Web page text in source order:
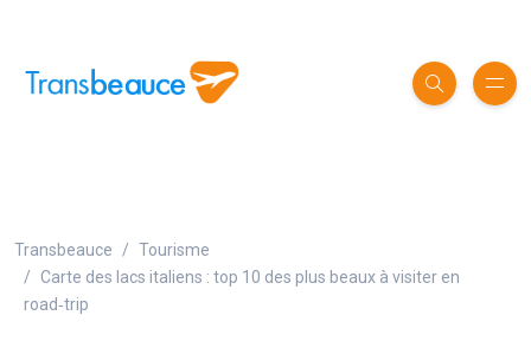
Transbeauce
Tourisme
Carte des lacs italiens : top 10 des plus beaux à visiter en
road‑trip